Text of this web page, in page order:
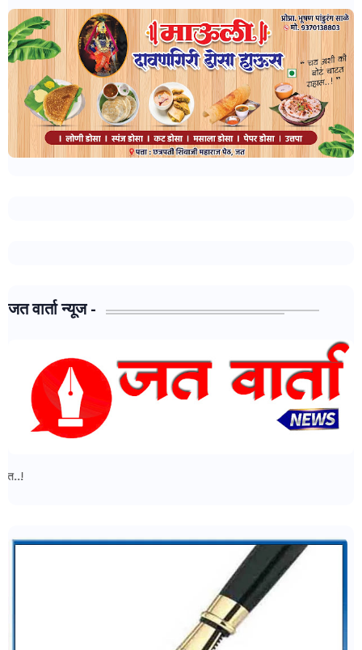
जत वार्ता न्यूज -